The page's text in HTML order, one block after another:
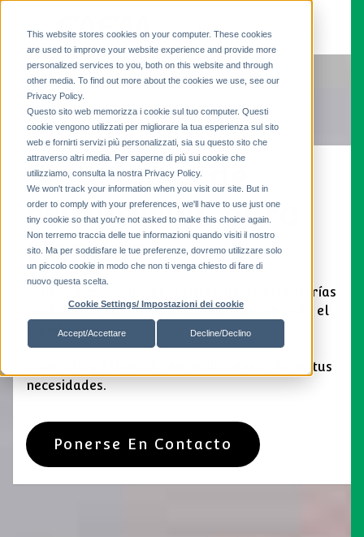
This website stores cookies on your computer. These cookies
are used to improve your website experience and provide more
personalized services to you, both on this website and through
other media. To find out more about the cookies we use, see our
Privacy Policy.
Questo sito web memorizza i cookie sul tuo computer. Questi
cookie vengono utilizzati per migliorare la tua esperienza sul sito
web e fornirti servizi più personalizzati, sia su questo sito che
attraverso altri media. Per saperne di più sui cookie che
utilizziamo, consulta la nostra Privacy Policy.
We won't track your information when you visit our site. But in
order to comply with your preferences, we'll have to use just one
tiny cookie so that you're not asked to make this choice again.
Non terremo traccia delle tue informazioni quando visiti il ​​nostro
sito. Ma per soddisfare le tue preferenze, dovremo utilizzare solo
un piccolo cookie in modo che non ti venga chiesto di fare di
nuovo questa scelta.
Cookie Settings/ Impostazioni dei cookie
Accept/Accettare Decline/Declino
Soluciones de
estanterías para
tiendas
Fabricamos los mejores sistemas de estanterías
modulares para minoristas exitosos en todo el
mundo.
Diseñado y fabricado en Italia pensando en tus
necesidades.
Ponerse En Contacto